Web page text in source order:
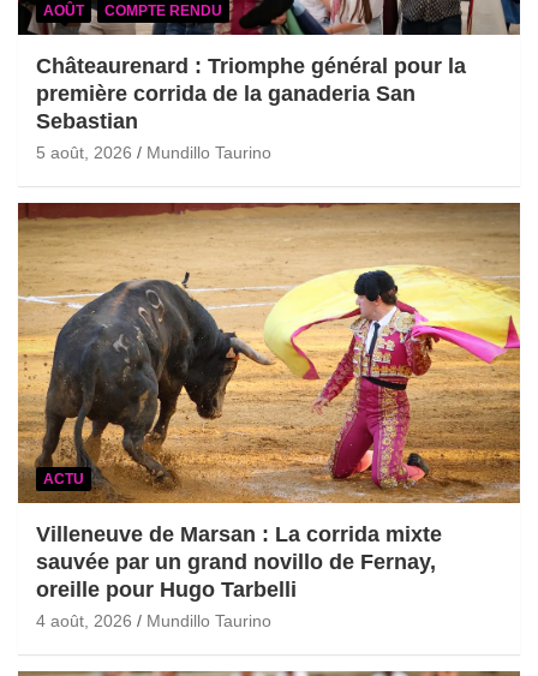
AOÛT COMPTE RENDU
Châteaurenard : Triomphe général pour la
première corrida de la ganaderia San
Sebastian
5 août, 2026 Mundillo Taurino
ACTU
Villeneuve de Marsan : La corrida mixte
sauvée par un grand novillo de Fernay,
oreille pour Hugo Tarbelli
4 août, 2026 Mundillo Taurino